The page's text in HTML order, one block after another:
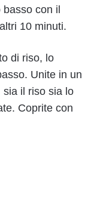
con il
10 minuti.
di riso, lo
Unite in un
sia il riso sia lo
Coprite con